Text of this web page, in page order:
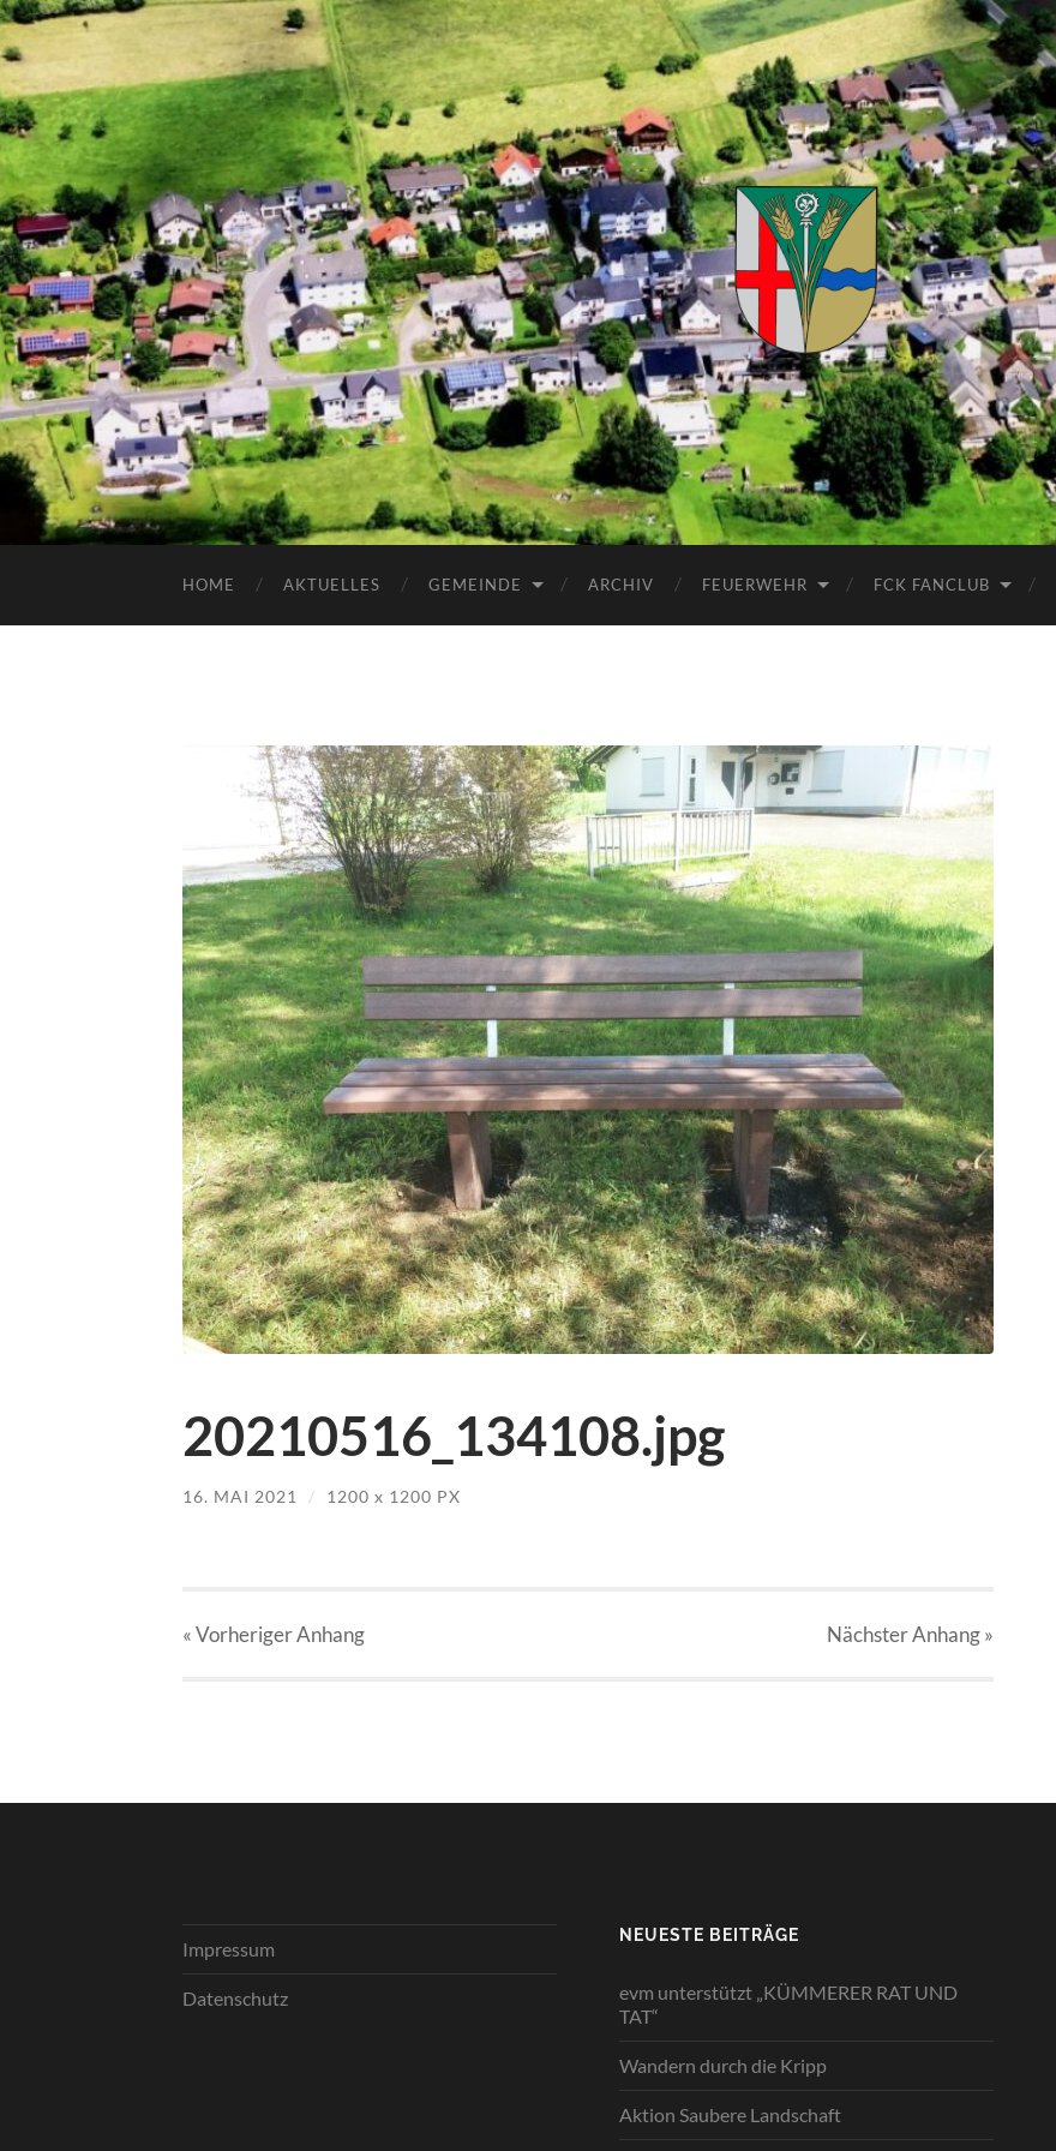
Kuhnhöfen
HOME AKTUELLES GEMEINDE ARCHIV FEUERWEHR FCK FANCLUB
20210516_134108.jpg
16. MAI 2021 / 1200 x 1200 PX
« VorherigerAnhang NächsterAnhang»
Impressum
Datenschutz
NEUESTE BEITRÄGE
evm unterstützt „KÜMMERER RAT UND
TAT“
Wandern durch die Kripp
Aktion Saubere Landschaft